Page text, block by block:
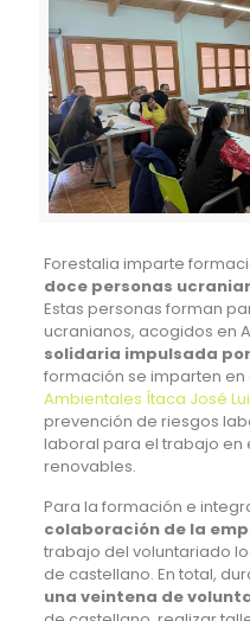
Forestalia imparte
doce personas
Estas personas forman
ucranianos, acogidos en
solidaria impulsada
formación se imparten en
Ambientales Ítaca José
prevención de riesgos
laboral para el trabajo en
renovables.
Para la formación e
colaboración de la
trabajo del voluntariado
de castellano. En total,
una veintena de